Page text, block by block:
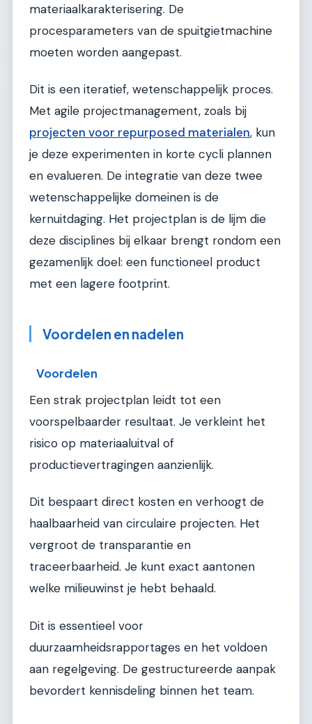
materiaalkarakterisering. De
procesparameters van de spuitgietmachine
moeten worden aangepast.
Dit is een iteratief, wetenschappelijk proces.
Met agile projectmanagement, zoals bij
projecten voor repurposed materialen, kun
je deze experimenten in korte cycli plannen
en evalueren. De integratie van deze twee
wetenschappelijke domeinen is de
kernuitdaging. Het projectplan is de lijm die
deze disciplines bij elkaar brengt rondom een
gezamenlijk doel: een functioneel product
met een lagere footprint.
Voordelen en nadelen
Voordelen
Een strak projectplan leidt tot een
voorspelbaarder resultaat. Je verkleint het
risico op materiaaluitval of
productievertragingen aanzienlijk.
Dit bespaart direct kosten en verhoogt de
haalbaarheid van circulaire projecten. Het
vergroot de transparantie en
traceerbaarheid. Je kunt exact aantonen
welke milieuwinst je hebt behaald.
Dit is essentieel voor
duurzaamheidsrapportages en het voldoen
aan regelgeving. De gestructureerde aanpak
bevordert kennisdeling binnen het team.